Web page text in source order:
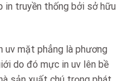
in truyền thống bởi sở hữu
uv mặt phẳng là phương
do đó mực in uv lên bề